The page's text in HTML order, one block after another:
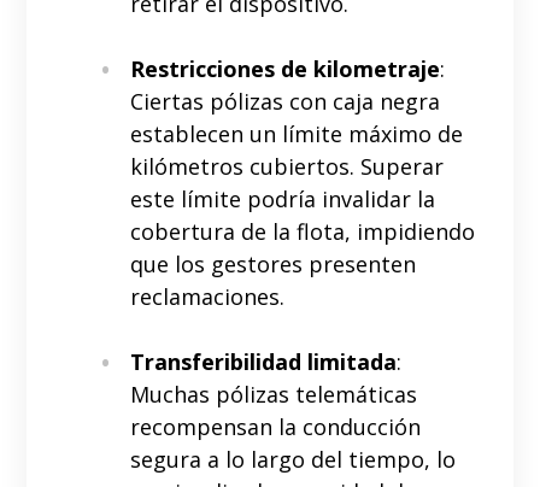
Restricciones de kilometraje:
Ciertas pólizas con caja negra
establecen un límite máximo de
kilómetros cubiertos. Superar
este límite podría invalidar la
cobertura de la flota, impidiendo
que los gestores presenten
reclamaciones.
Transferibilidad limitada:
Muchas pólizas telemáticas
recompensan la conducción
segura a lo largo del tiempo, lo